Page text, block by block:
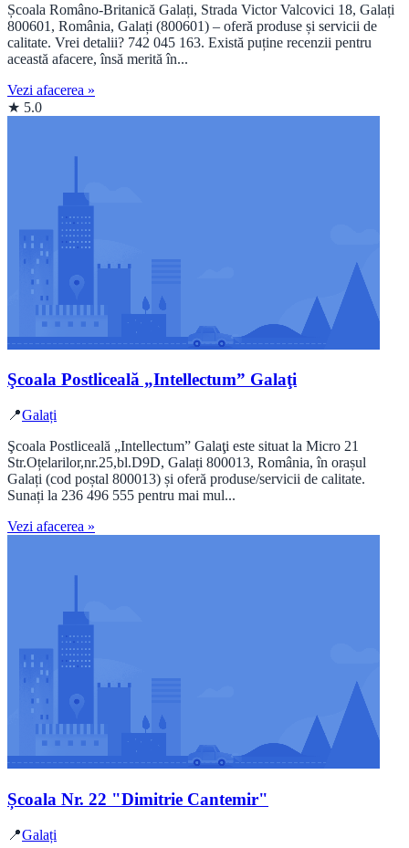
Școala Româno-Britanică Galați, Strada Victor Valcovici 18, Galați
800601, România, Galați (800601) – oferă produse și servicii de
calitate. Vrei detalii? 742 045 163. Există puține recenzii pentru
această afacere, însă merită în...
Vezi afacerea »
★ 5.0
Şcoala Postliceală „Intellectum” Galaţi
📍Galați
Şcoala Postliceală „Intellectum” Galaţi este situat la Micro 21
Str.Oțelarilor,nr.25,bl.D9D, Galați 800013, România, în orașul
Galați (cod poștal 800013) și oferă produse/servicii de calitate.
Sunați la 236 496 555 pentru mai mul...
Vezi afacerea »
Școala Nr. 22 "Dimitrie Cantemir"
📍Galați